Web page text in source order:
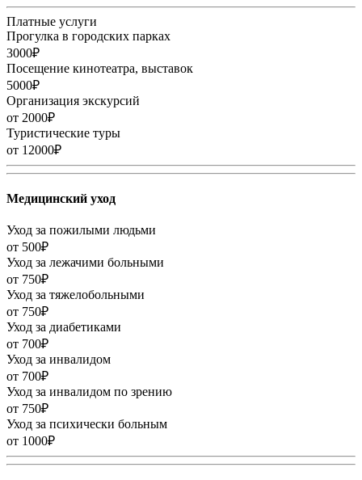
Платные услуги
Прогулка в городских парках
3000₽
Посещение кинотеатра, выставок
5000₽
Организация экскурсий
от 2000₽
Туристические туры
от 12000₽
Медицинский уход
Уход за пожилыми людьми
от 500₽
Уход за лежачими больными
от 750₽
Уход за тяжелобольными
от 750₽
Уход за диабетиками
от 700₽
Уход за инвалидом
от 700₽
Уход за инвалидом по зрению
от 750₽
Уход за психически больным
от 1000₽